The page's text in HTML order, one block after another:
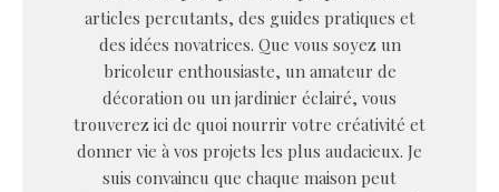
articles percutants, des guides pratiques et
des idées novatrices. Que vous soyez un
bricoleur enthousiaste, un amateur de
décoration ou un jardinier éclairé, vous
trouverez ici de quoi nourrir votre créativité et
donner vie à vos projets les plus audacieux. Je
suis convaincu que chaque maison peut